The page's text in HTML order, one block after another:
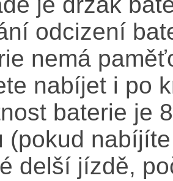
odcizení
nemá
nabíjet i po
baterie je
(pokud
delší jízdě,